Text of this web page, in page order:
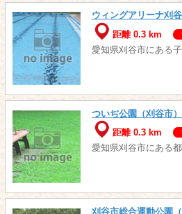
ウィングアリーナ刈
距離 0.3 km
愛知県刈谷市にある
ついぢ公園（刈谷市）
距離 0.3 km
愛知県刈谷市にある
刈谷市総合運動公園（